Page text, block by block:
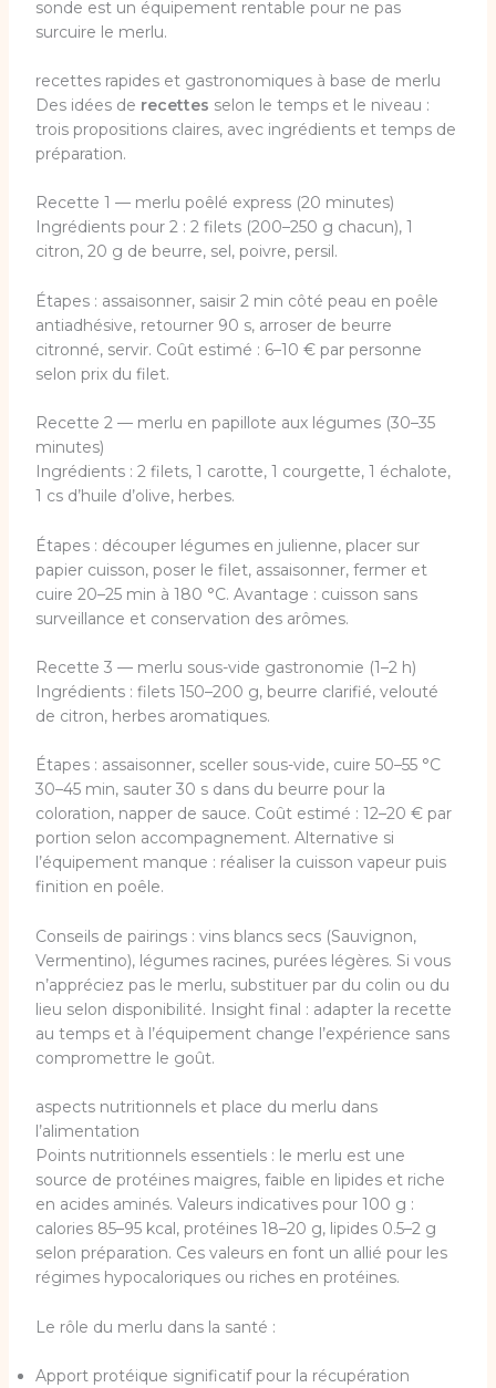
sonde est un équipement rentable pour ne pas
surcuire le merlu.
recettes rapides et gastronomiques à base de merlu
Des idées de recettes selon le temps et le niveau :
trois propositions claires, avec ingrédients et temps de
préparation.
Recette 1 — merlu poêlé express (20 minutes)
Ingrédients pour 2 : 2 filets (200–250 g chacun), 1
citron, 20 g de beurre, sel, poivre, persil.
Étapes : assaisonner, saisir 2 min côté peau en poêle
antiadhésive, retourner 90 s, arroser de beurre
citronné, servir. Coût estimé : 6–10 € par personne
selon prix du filet.
Recette 2 — merlu en papillote aux légumes (30–35
minutes)
Ingrédients : 2 filets, 1 carotte, 1 courgette, 1 échalote,
1 cs d’huile d’olive, herbes.
Étapes : découper légumes en julienne, placer sur
papier cuisson, poser le filet, assaisonner, fermer et
cuire 20–25 min à 180 °C. Avantage : cuisson sans
surveillance et conservation des arômes.
Recette 3 — merlu sous-vide gastronomie (1–2 h)
Ingrédients : filets 150–200 g, beurre clarifié, velouté
de citron, herbes aromatiques.
Étapes : assaisonner, sceller sous-vide, cuire 50–55 °C
30–45 min, sauter 30 s dans du beurre pour la
coloration, napper de sauce. Coût estimé : 12–20 € par
portion selon accompagnement. Alternative si
l’équipement manque : réaliser la cuisson vapeur puis
finition en poêle.
Conseils de pairings : vins blancs secs (Sauvignon,
Vermentino), légumes racines, purées légères. Si vous
n’appréciez pas le merlu, substituer par du colin ou du
lieu selon disponibilité. Insight final : adapter la recette
au temps et à l’équipement change l’expérience sans
compromettre le goût.
aspects nutritionnels et place du merlu dans
l’alimentation
Points nutritionnels essentiels : le merlu est une
source de protéines maigres, faible en lipides et riche
en acides aminés. Valeurs indicatives pour 100 g :
calories 85–95 kcal, protéines 18–20 g, lipides 0.5–2 g
selon préparation. Ces valeurs en font un allié pour les
régimes hypocaloriques ou riches en protéines.
Le rôle du merlu dans la santé :
Apport protéique significatif pour la récupération